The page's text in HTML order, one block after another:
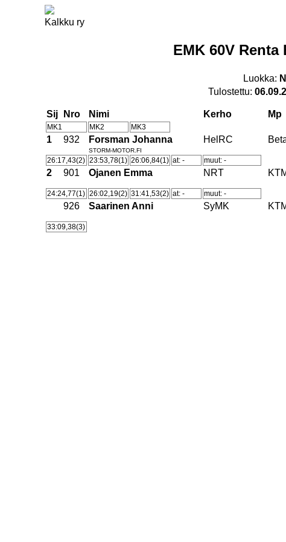
Kalkku ry
EMK 60V
Luokka:
Tulostettu:
Sij Nro Nimi Kerho Mp
MK1 MK2 MK3
1 932 Forsman Johanna HelRC
STORM-MOTOR.FI
26:17,43(2) 23:53,78(1) 26:06,84(1) at: - muut: -
2 901 Ojanen Emma NRT
24:24,77(1) 26:02,19(2) 31:41,53(2) at: - muut: -
926 Saarinen Anni SyMK
33:09,38(3)